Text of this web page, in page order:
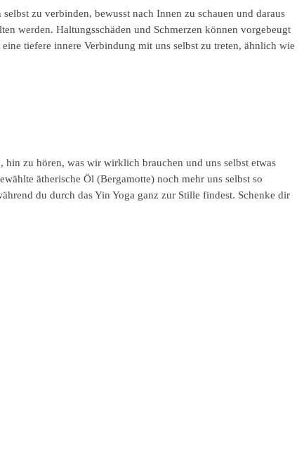
zu verbinden, bewusst nach Innen zu schauen und daraus
werden. Haltungsschäden und Schmerzen können vorgebeugt
tiefere innere Verbindung mit uns selbst zu treten, ähnlich wie
hin zu hören, was wir wirklich brauchen und uns selbst etwas
ätherische Öl (Bergamotte) noch mehr uns selbst so
du durch das Yin Yoga ganz zur Stille findest. Schenke dir